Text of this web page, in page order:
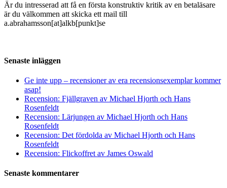
Är du intresserad att få en första konstruktiv kritik av en betaläsare
är du välkommen att skicka ett mail till
a.abrahamsson[at]alkb[punkt]se
Senaste inläggen
Ge inte upp – recensioner av era recensionsexemplar kommer
asap!
Recension: Fjällgraven av Michael Hjorth och Hans
Rosenfeldt
Recension: Lärjungen av Michael Hjorth och Hans
Rosenfeldt
Recension: Det fördolda av Michael Hjorth och Hans
Rosenfeldt
Recension: Flickoffret av James Oswald
Senaste kommentarer